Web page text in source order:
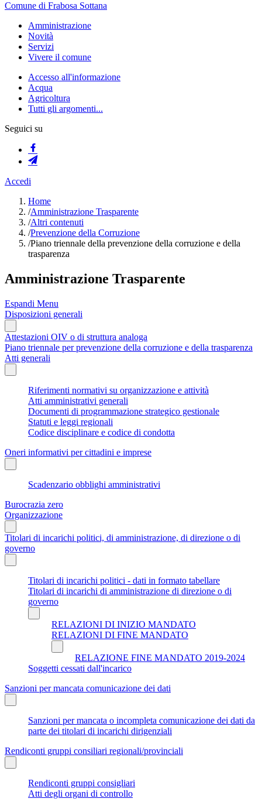
Comune di Frabosa Sottana
Amministrazione
Novità
Servizi
Vivere il comune
Accesso all'informazione
Acqua
Agricoltura
Tutti gli argomenti...
Seguici su
Accedi
Home
/Amministrazione Trasparente
/Altri contenuti
/Prevenzione della Corruzione
/Piano triennale della prevenzione della corruzione e della
trasparenza
Amministrazione Trasparente
Espandi Menu
Disposizioni generali
Attestazioni OIV o di struttura analoga
Piano triennale per prevenzione della corruzione e della trasparenza
Atti generali
Riferimenti normativi su organizzazione e attività
Atti amministrativi generali
Documenti di programmazione strategico gestionale
Statuti e leggi regionali
Codice disciplinare e codice di condotta
Oneri informativi per cittadini e imprese
Scadenzario obblighi amministrativi
Burocrazia zero
Organizzazione
Titolari di incarichi politici, di amministrazione, di direzione o di
governo
Titolari di incarichi politici - dati in formato tabellare
Titolari di incarichi di amministrazione di direzione o di
governo
RELAZIONI DI INIZIO MANDATO
RELAZIONI DI FINE MANDATO
RELAZIONE FINE MANDATO 2019-2024
Soggetti cessati dall'incarico
Sanzioni per mancata comunicazione dei dati
Sanzioni per mancata o incompleta comunicazione dei dati da
parte dei titolari di incarichi dirigenziali
Rendiconti gruppi consiliari regionali/provinciali
Rendiconti gruppi consigliari
Atti degli organi di controllo